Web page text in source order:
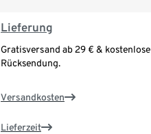
Lieferung
Gratisversand ab 29 € & kostenlose
Rücksendung.
Versandkosten
Lieferzeit